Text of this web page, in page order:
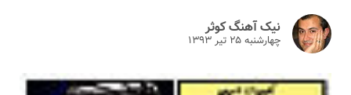
نیک آهنگ کوثر
چهارشنبه ۲۵ تير ۱۳۹۳